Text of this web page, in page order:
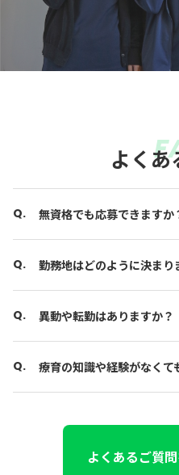
よくあ
無資格でも応募できますか
勤務地はどのように決まり
異動や転勤はありますか？
療育の知識や経験がなくて
よくあるご質